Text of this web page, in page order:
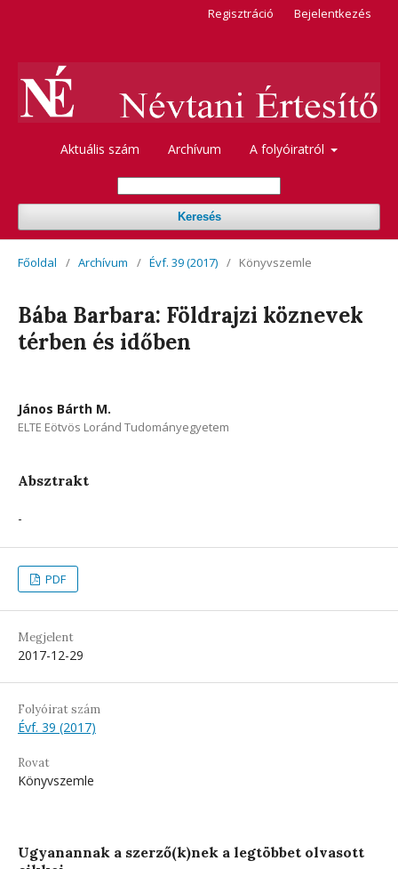
Aktuális szám Archívum A folyóiratról
Keresés
Regisztráció Bejelentkezés
Főoldal / Archívum / Évf. 39 (2017) / Könyvszemle
Bába Barbara: Földrajzi köznevek
térben és időben
János Bárth M.
ELTE Eötvös Loránd Tudományegyetem
Absztrakt
-
PDF
Megjelent
2017-12-29
Folyóirat szám
Évf. 39 (2017)
Rovat
Könyvszemle
Ugyanannak a szerző(k)nek a legtöbbet olvasott